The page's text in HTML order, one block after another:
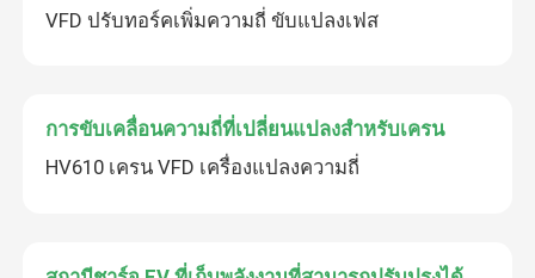
VFD ปรับทอร์คเพิ่มความถี่ ขับแปลงเฟส
การขับเคลื่อนความถี่ที่เปลี่ยนแปลงสําหรับเครน
HV610 เครน VFD เครื่องแปลงความถี่